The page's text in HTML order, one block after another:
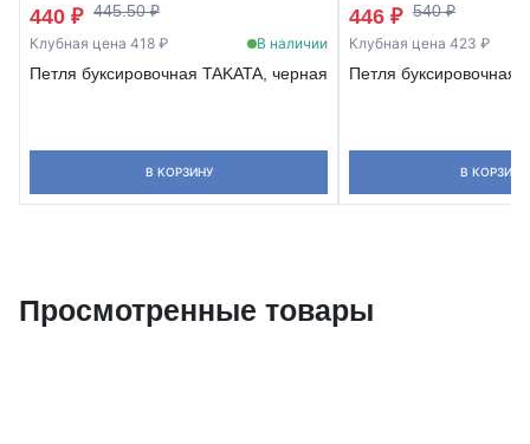
440 ₽ 445.50 ₽
Клубная цена 418 ₽ В наличии
Петля буксировочная TAKATA, черная
В КОРЗИНУ
446 ₽ 540 ₽
Клубная цена 423 ₽
Петля буксировочная
В КОРЗИНУ
Просмотренные товары